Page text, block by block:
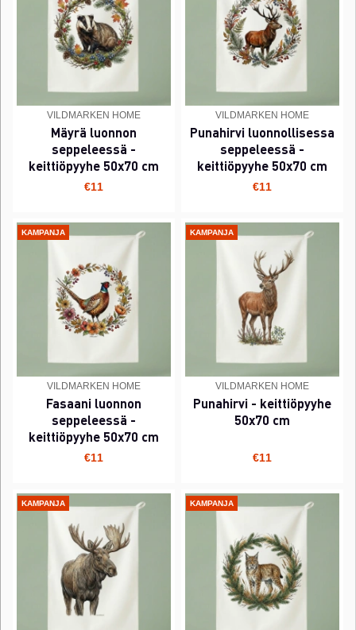
VILDMARKEN HOME
Mäyrä luonnon
seppeleessä -
keittiöpyyhe 50x70 cm
€11
VILDMARKEN HOME
Punahirvi luonnollisessa
seppeleessä -
keittiöpyyhe 50x70 cm
€11
KAMPANJA
VILDMARKEN HOME
Fasaani luonnon
seppeleessä -
keittiöpyyhe 50x70 cm
€11
KAMPANJA
VILDMARKEN HOME
Punahirvi - keittiöpyyhe
50x70 cm
€11
KAMPANJA KAMPANJA